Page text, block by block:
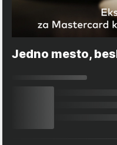
Jedno mesto,